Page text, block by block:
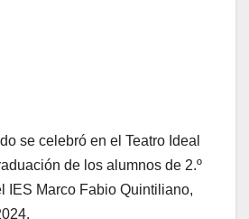
se celebró en el Teatro Ideal
de los alumnos de 2.º
IES Marco Fabio Quintiliano,